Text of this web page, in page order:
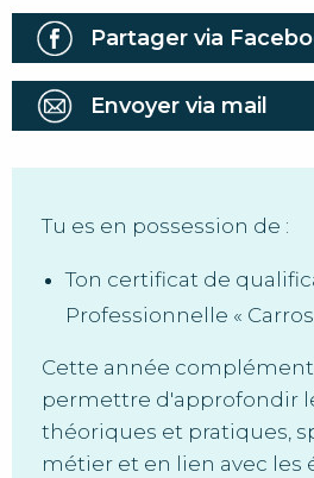
Partager via
Envoyer via mail
Tu es en possession de :
Ton certificat de
Professionnelle «
Cette année
permettre d'approfondir
théoriques et pratiques,
métier et en lien avec les